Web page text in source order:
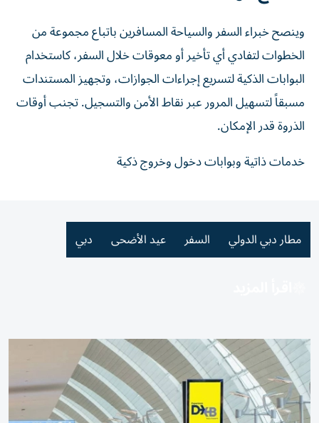
وينصح خبراء السفر والسياحة المسافرين باتباع مجموعة من
الخطوات لتفادي أي تأخير أو معوقات خلال السفر، كاستخدام
البوابات الذكية لتسريع إجراءات الجوازات، وتجهيز المستندات
مسبقاً لتسهيل المرور عبر نقاط الأمن والتسجيل. تجنب أوقات
الذروة قدر الإمكان.
خدمات ذاتية وبوابات دخول وخروج ذكية
مطار دبي الدولي السفر عيد الأضحى دبي